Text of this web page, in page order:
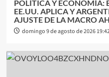
POLÌTICA Y ECONOMÌA:
EE.UU. APLICA Y
AJUSTE DE LA MACRO
domingo 9 de agosto de 2026